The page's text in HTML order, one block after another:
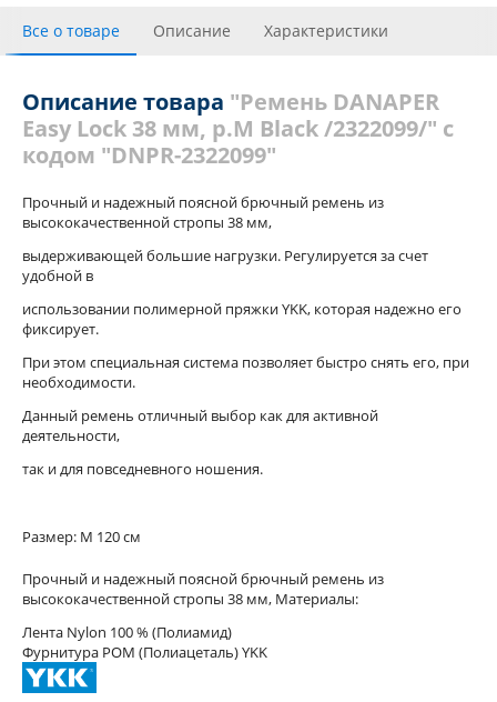
Все о товаре Описание Характеристики
Описание товара "Ремень DANAPER
Easy Lock 38 мм, р.M Black /2322099/" с
кодом "DNPR-2322099"
Прочный и надежный поясной брючный ремень из
высококачественной стропы 38 мм,
выдерживающей большие нагрузки. Регулируется за счет
удобной в
использовании полимерной пряжки YKK, которая надежно его
фиксирует.
При этом специальная система позволяет быстро снять его, при
необходимости.
Данный ремень отличный выбор как для активной
деятельности,
так и для повседневного ношения.
Размер: M 120 см
Прочный и надежный поясной брючный ремень из
высококачественной стропы 38 мм, Материалы:
Лента Nylon 100 % (Полиамид)
Фурнитура POM (Полиацеталь) YKK